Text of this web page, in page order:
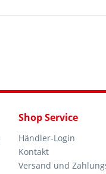
Shop Service
Händler-Login
Kontakt
Versand und